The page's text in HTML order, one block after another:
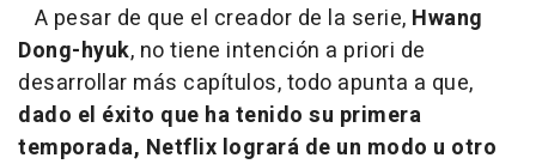
A pesar de que el creador de la serie, Hwang
Dong-hyuk, no tiene intención a priori de
desarrollar más capítulos, todo apunta a que,
dado el éxito que ha tenido su primera
temporada, Netflix logrará de un modo u otro